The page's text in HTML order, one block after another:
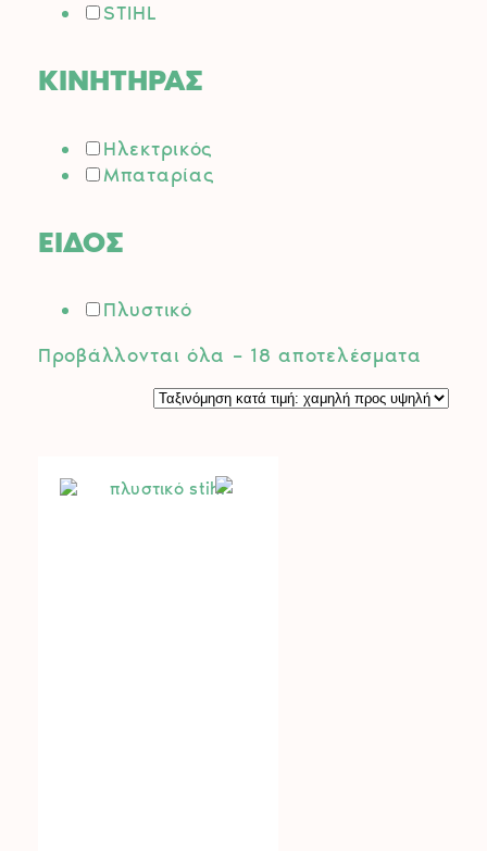
STIHL
ΚΙΝΗΤΗΡΑΣ
Ηλεκτρικός
Μπαταρίας
ΕΙΔΟΣ
Πλυστικό
Προβάλλονται όλα – 18 αποτελέσματα
price: